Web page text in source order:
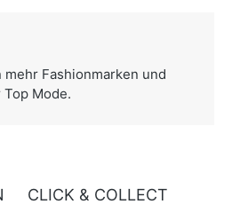
Fashionmarken und
Mode.
CLICK & COLLECT